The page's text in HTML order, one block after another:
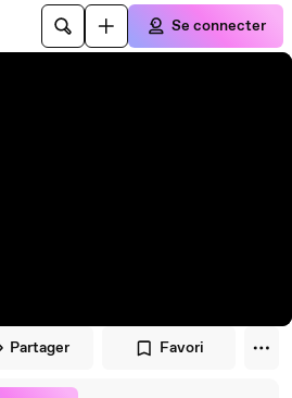
Se connecter
Partager Favori